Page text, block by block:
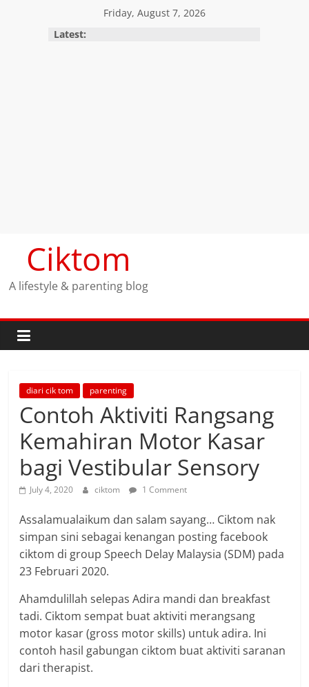
Friday, August 7, 2026
Latest:
Ciktom
A lifestyle & parenting blog
diari cik tom parenting
Contoh Aktiviti Rangsang
Kemahiran Motor Kasar
bagi Vestibular Sensory
July 4, 2020 ciktom 1 Comment
Assalamualaikum dan salam sayang… Ciktom nak
simpan sini sebagai kenangan posting facebook
ciktom di group Speech Delay Malaysia (SDM) pada
23 Februari 2020.
Ahamdulillah selepas Adira mandi dan breakfast
tadi. Ciktom sempat buat aktiviti merangsang
motor kasar (gross motor skills) untuk adira. Ini
contoh hasil gabungan ciktom buat aktiviti saranan
dari therapist.